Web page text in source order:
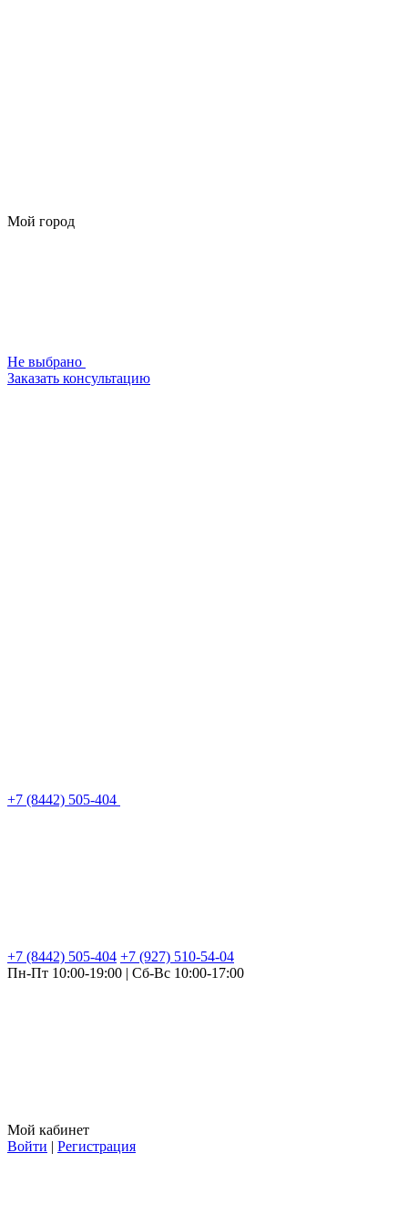
Мой город
Не выбрано
Заказать консультацию
+7 (8442) 505-404
+7 (8442) 505-404 +7 (927) 510-54-04
Пн-Пт 10:00-19:00 | Сб-Вс 10:00-17:00
Мой кабинет
Войти | Регистрация